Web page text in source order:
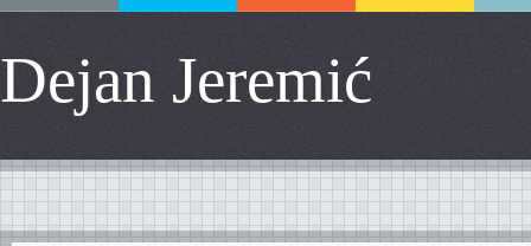
Dejan Jeremić